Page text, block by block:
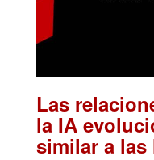
Las
la IA
similar a las